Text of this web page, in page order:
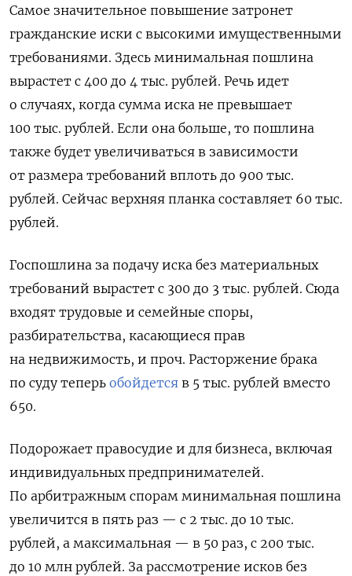
Самое значительное повышение затронет
гражданские иски с высокими имущественными
требованиями. Здесь минимальная пошлина
вырастет с 400 до 4 тыс. рублей. Речь идет
о случаях, когда сумма иска не превышает
100 тыс. рублей. Если она больше, то пошлина
также будет увеличиваться в зависимости
от размера требований вплоть до 900 тыс.
рублей. Сейчас верхняя планка составляет 60 тыс.
рублей.
Госпошлина за подачу иска без материальных
требований вырастет с 300 до 3 тыс. рублей. Сюда
входят трудовые и семейные споры,
разбирательства, касающиеся прав
на недвижимость, и проч. Расторжение брака
по суду теперь обойдется в 5 тыс. рублей вместо
650.
Подорожает правосудие и для бизнеса, включая
индивидуальных предпринимателей.
По арбитражным спорам минимальная пошлина
увеличится в пять раз — с 2 тыс. до 10 тыс.
рублей, а максимальная — в 50 раз, с 200 тыс.
до 10 млн рублей. За рассмотрение исков без